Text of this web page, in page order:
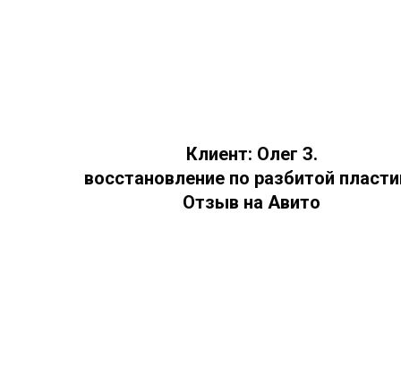
Клиент: Олег З.
восстановление по разбитой
Отзыв на Авито